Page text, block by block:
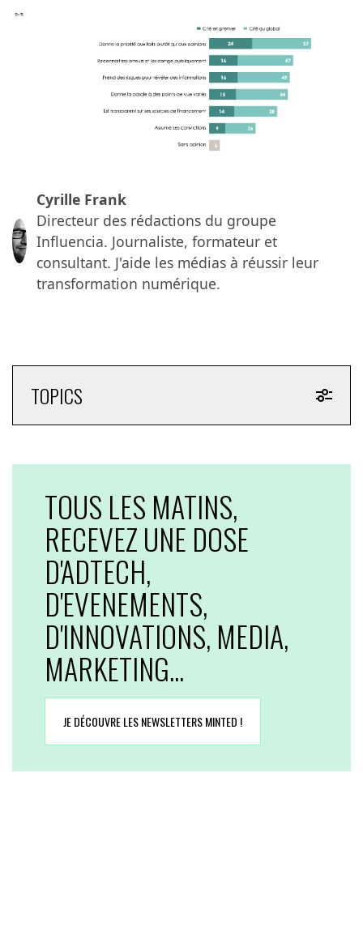
Cyrille Frank
Directeur des rédactions du groupe
Influencia. Journaliste, formateur et
consultant. J'aide les médias à réussir leur
transformation numérique.
TOPICS
TOUS LES MATINS,
RECEVEZ UNE DOSE
D'ADTECH,
D'EVENEMENTS,
D'INNOVATIONS, MEDIA,
MARKETING...
JE DÉCOUVRE LES NEWSLETTERS MINTED !